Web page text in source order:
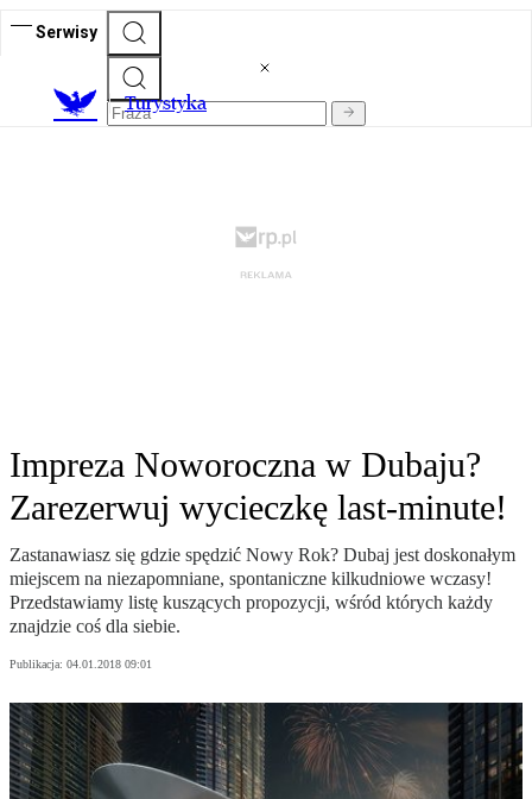
Serwisy
Turystyka
Impreza Noworoczna w Dubaju?
Zarezerwuj wycieczkę last-minute!
Zastanawiasz się gdzie spędzić Nowy Rok? Dubaj jest doskonałym
miejscem na niezapomniane, spontaniczne kilkudniowe wczasy!
Przedstawiamy listę kuszących propozycji, wśród których każdy
znajdzie coś dla siebie.
Publikacja: 04.01.2018 09:01